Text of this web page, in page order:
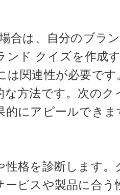
合は、自分のブラ
ド クイズを作成
関連性が必要です
方法です。次のク
にアピールできま
格を診断します。
ビスや製品に合う